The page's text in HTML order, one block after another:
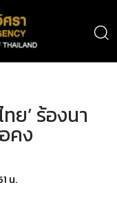
ย’ ร้องนา
คง
น.